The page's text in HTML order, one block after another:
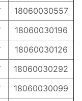
18060030557
18060030196
18060030126
18060030292
18060030099